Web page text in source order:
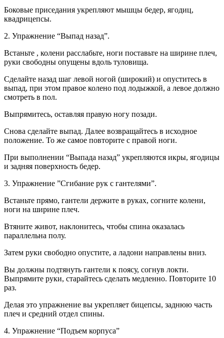
Боковые приседания укрепляют мышцы бедер, ягодиц,
квадрицепсы.
2. Упражнение “Выпад назад”.
Встаньте , колени расслабьте, ноги поставьте на ширине плеч,
руки свободны опущены вдоль туловища.
Сделайте назад шаг левой ногой (широкий) и опуститесь в
выпад, при этом правое колено под лодыжкой, а левое должно
смотреть в пол.
Выпрямитесь, оставляя правую ногу позади.
Снова сделайте выпад. Далее возвращайтесь в исходное
положение. То же самое повторите с правой ноги.
При выполнении “Выпада назад” укрепляются икры, ягодицы
и задняя поверхность бедер.
3. Упражнение ”Сгибание рук с гантелями”.
Встаньте прямо, гантели держите в руках, согните колени,
ноги на ширине плеч.
Втяните живот, наклонитесь, чтобы спина оказалась
параллельна полу.
Затем руки свободно опустите, а ладони направлены вниз.
Вы должны подтянуть гантели к поясу, согнув локти.
Выпрямите руки, старайтесь сделать медленно. Повторите 10
раз.
Делая это упражнение вы укрепляет бицепсы, заднюю часть
плеч и средний отдел спины.
4. Упражнение “Подъем корпуса”